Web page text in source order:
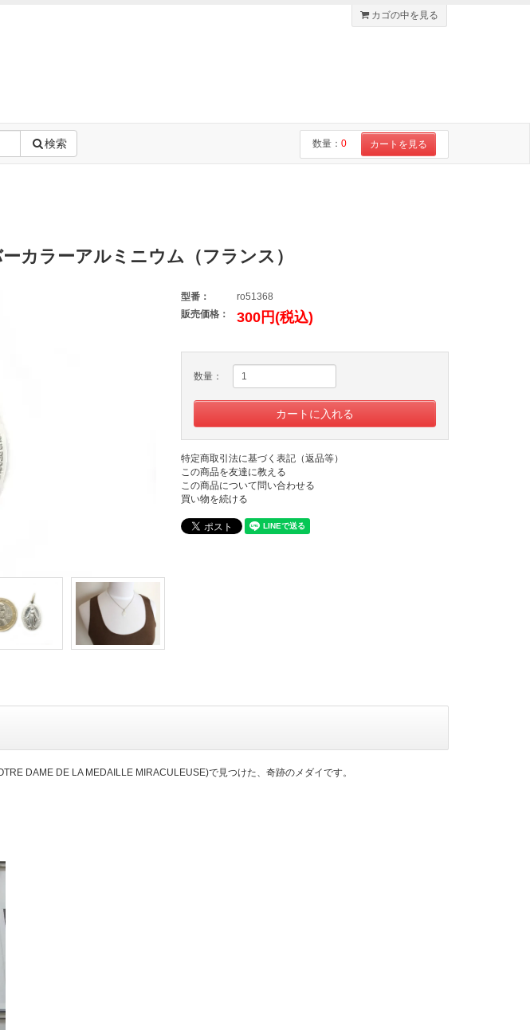
カゴの中を見る
検索 数量： 0 カートを見る
カラーアルミニウム（フランス）
型番：
ro51368
販売価格：
300円(税込)
数量：
特定商取引法に基づく表記（返品等）
この商品を友達に教える
この商品について問い合わせる
買い物を続ける
DAME DE LA MEDAILLE MIRACULEUSE)で見つけた、奇跡のメダイです。